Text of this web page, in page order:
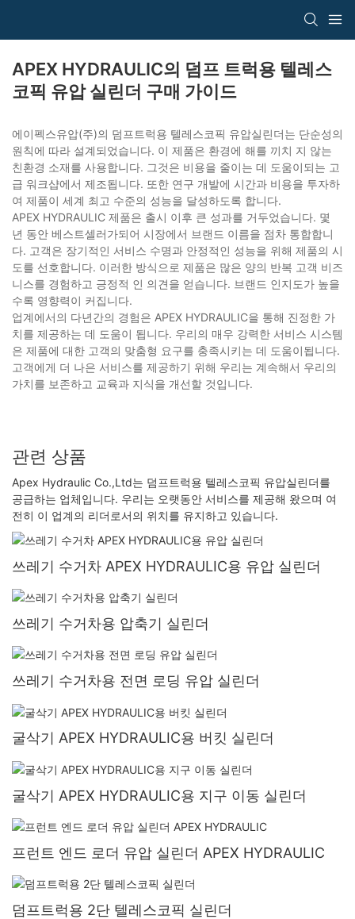
APEX HYDRAULIC의 덤프 트럭용 텔레스
코픽 유압 실린더 구매 가이드
에이펙스유압(주)의 덤프트럭용 텔레스코픽 유압실린더는 단순성의
원칙에 따라 설계되었습니다. 이 제품은 환경에 해를 끼치 지 않는
친환경 소재를 사용합니다. 그것은 비용을 줄이는 데 도움이되는 고
급 워크샵에서 제조됩니다. 또한 연구 개발에 시간과 비용을 투자하
여 제품이 세계 최고 수준의 성능을 달성하도록 합니다.
APEX HYDRAULIC 제품은 출시 이후 큰 성과를 거두었습니다. 몇
년 동안 베스트셀러가되어 시장에서 브랜드 이름을 점차 통합합니
다. 고객은 장기적인 서비스 수명과 안정적인 성능을 위해 제품의 시
도를 선호합니다. 이러한 방식으로 제품은 많은 양의 반복 고객 비즈
니스를 경험하고 긍정적 인 의견을 얻습니다. 브랜드 인지도가 높을
수록 영향력이 커집니다.
업계에서의 다년간의 경험은 APEX HYDRAULIC을 통해 진정한 가
치를 제공하는 데 도움이 됩니다. 우리의 매우 강력한 서비스 시스템
은 제품에 대한 고객의 맞춤형 요구를 충족시키는 데 도움이됩니다.
고객에게 더 나은 서비스를 제공하기 위해 우리는 계속해서 우리의
가치를 보존하고 교육과 지식을 개선할 것입니다.
관련 상품
Apex Hydraulic Co.,Ltd는 덤프트럭용 텔레스코픽 유압실린더를
공급하는 업체입니다. 우리는 오랫동안 서비스를 제공해 왔으며 여
전히 이 업계의 리더로서의 위치를 ​​유지하고 있습니다.
쓰레기 수거차 APEX HYDRAULIC용 유압 실린더
쓰레기 수거차용 압축기 실린더
쓰레기 수거차용 전면 로딩 유압 실린더
굴삭기 APEX HYDRAULIC용 버킷 실린더
굴삭기 APEX HYDRAULIC용 지구 이동 실린더
프런트 엔드 로더 유압 실린더 APEX HYDRAULIC
덤프트럭용 2단 텔레스코픽 실린더